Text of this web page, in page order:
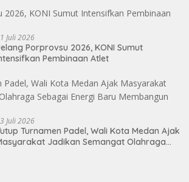
Juli 2026
Porprovsu 2026, KONI Sumut
Pembinaan Atlet
Juli 2026
Turnamen Padel, Wali Kota Medan Ajak
Jadikan Semangat Olahraga